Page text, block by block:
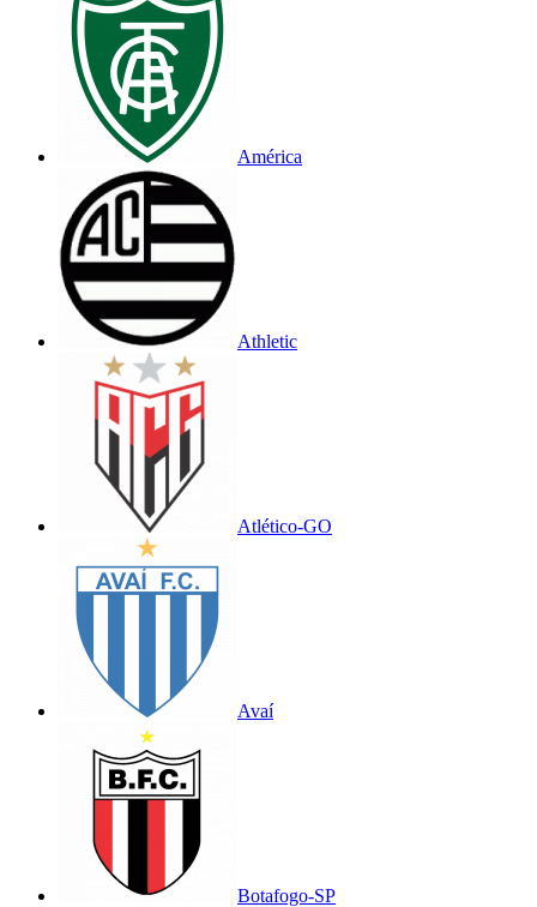
América
Athletic
Atlético-GO
Avaí
Botafogo-SP